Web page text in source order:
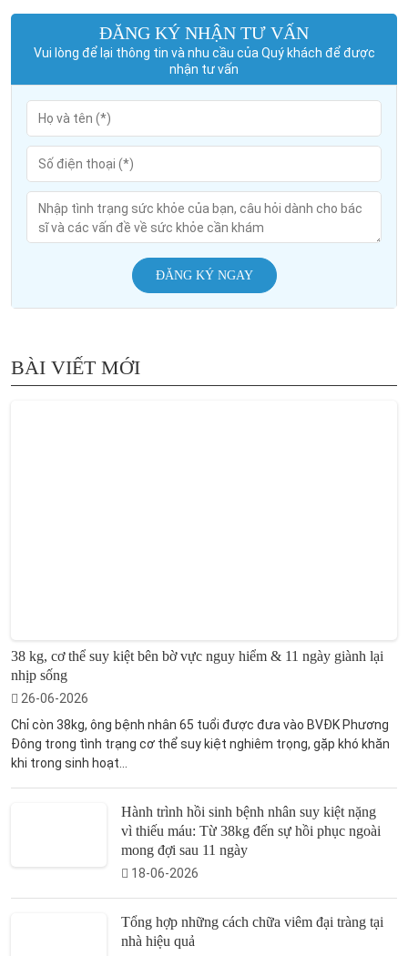
ĐĂNG KÝ NHẬN TƯ VẤN
Vui lòng để lại thông tin và nhu cầu của Quý khách để được
nhận tư vấn
ĐĂNG KÝ NGAY
BÀI VIẾT MỚI
38 kg, cơ thể suy kiệt bên bờ vực nguy hiểm & 11 ngày giành lại
nhịp sống
26-06-2026
Chỉ còn 38kg, ông bệnh nhân 65 tuổi được đưa vào BVĐK Phương
Đông trong tình trạng cơ thể suy kiệt nghiêm trọng, gặp khó khăn
khi trong sinh hoạt...
Hành trình hồi sinh bệnh nhân suy kiệt nặng
vì thiếu máu: Từ 38kg đến sự hồi phục ngoài
mong đợi sau 11 ngày
18-06-2026
Tổng hợp những cách chữa viêm đại tràng tại
nhà hiệu quả